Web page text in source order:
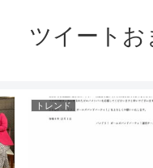
ツイート
トレンド